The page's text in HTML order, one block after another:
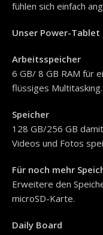
fühlen sich einfach
Unser Power-
Arbeitsspeicher
6 GB/ 8 GB RAM für
flüssiges Multitasking.
Speicher
128 GB/256 GB
Videos und Fotos
Für noch mehr
Erweitere den
microSD-Karte.
Daily Board